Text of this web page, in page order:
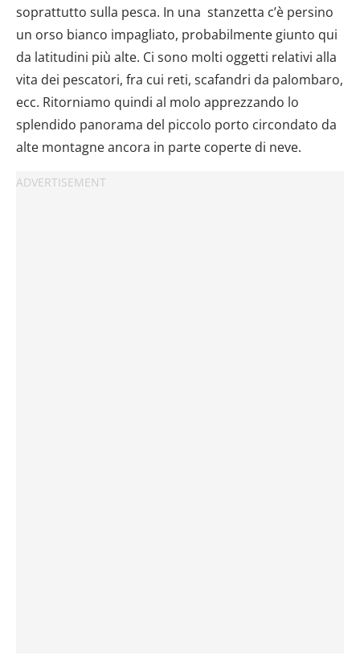
soprattutto sulla pesca. In una stanzetta c’è persino
un orso bianco impagliato, probabilmente giunto qui
da latitudini più alte. Ci sono molti oggetti relativi alla
vita dei pescatori, fra cui reti, scafandri da palombaro,
ecc. Ritorniamo quindi al molo apprezzando lo
splendido panorama del piccolo porto circondato da
alte montagne ancora in parte coperte di neve.